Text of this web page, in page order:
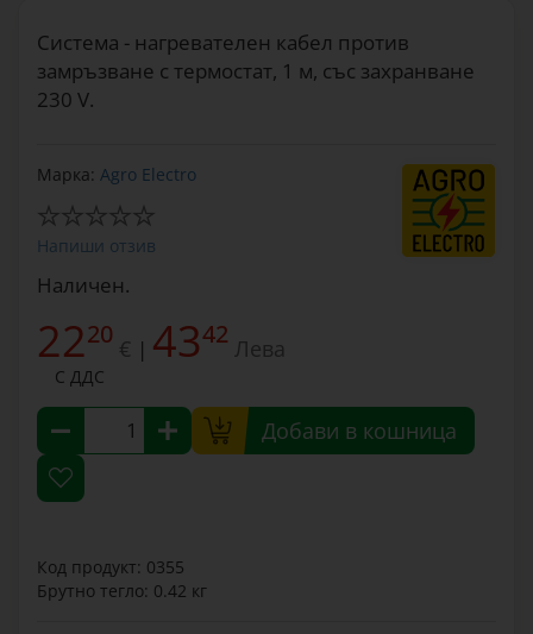
Система - нагревателен кабел против
замръзване с термостат, 1 м, със захранване
230 V.
Марка: Agro Electro
Напиши отзив
Наличен.
2220 € | 4342 Лева
С ДДС
Добави в кошница
Код продукт: 0355
Брутно тегло: 0.42 кг